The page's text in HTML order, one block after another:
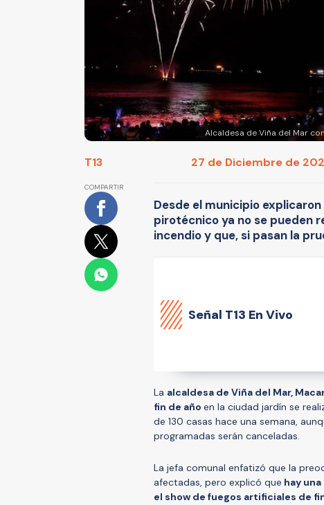
Alcaldesa de Viña del Mar
T13 27 de Diciembre de
COMPARTIR
Desde el municipio
pirotécnico ya no se pueden
incendio y que, si pasan la
Señal T13 En Vivo
La alcaldesa de Viña del Mar,
fin de año en la ciudad jardín se
de 130 casas hace una semana,
programadas serán canceladas.
La jefa comunal enfatizó que la
afectadas, pero explicó que hay
el show de fuegos artificiales de